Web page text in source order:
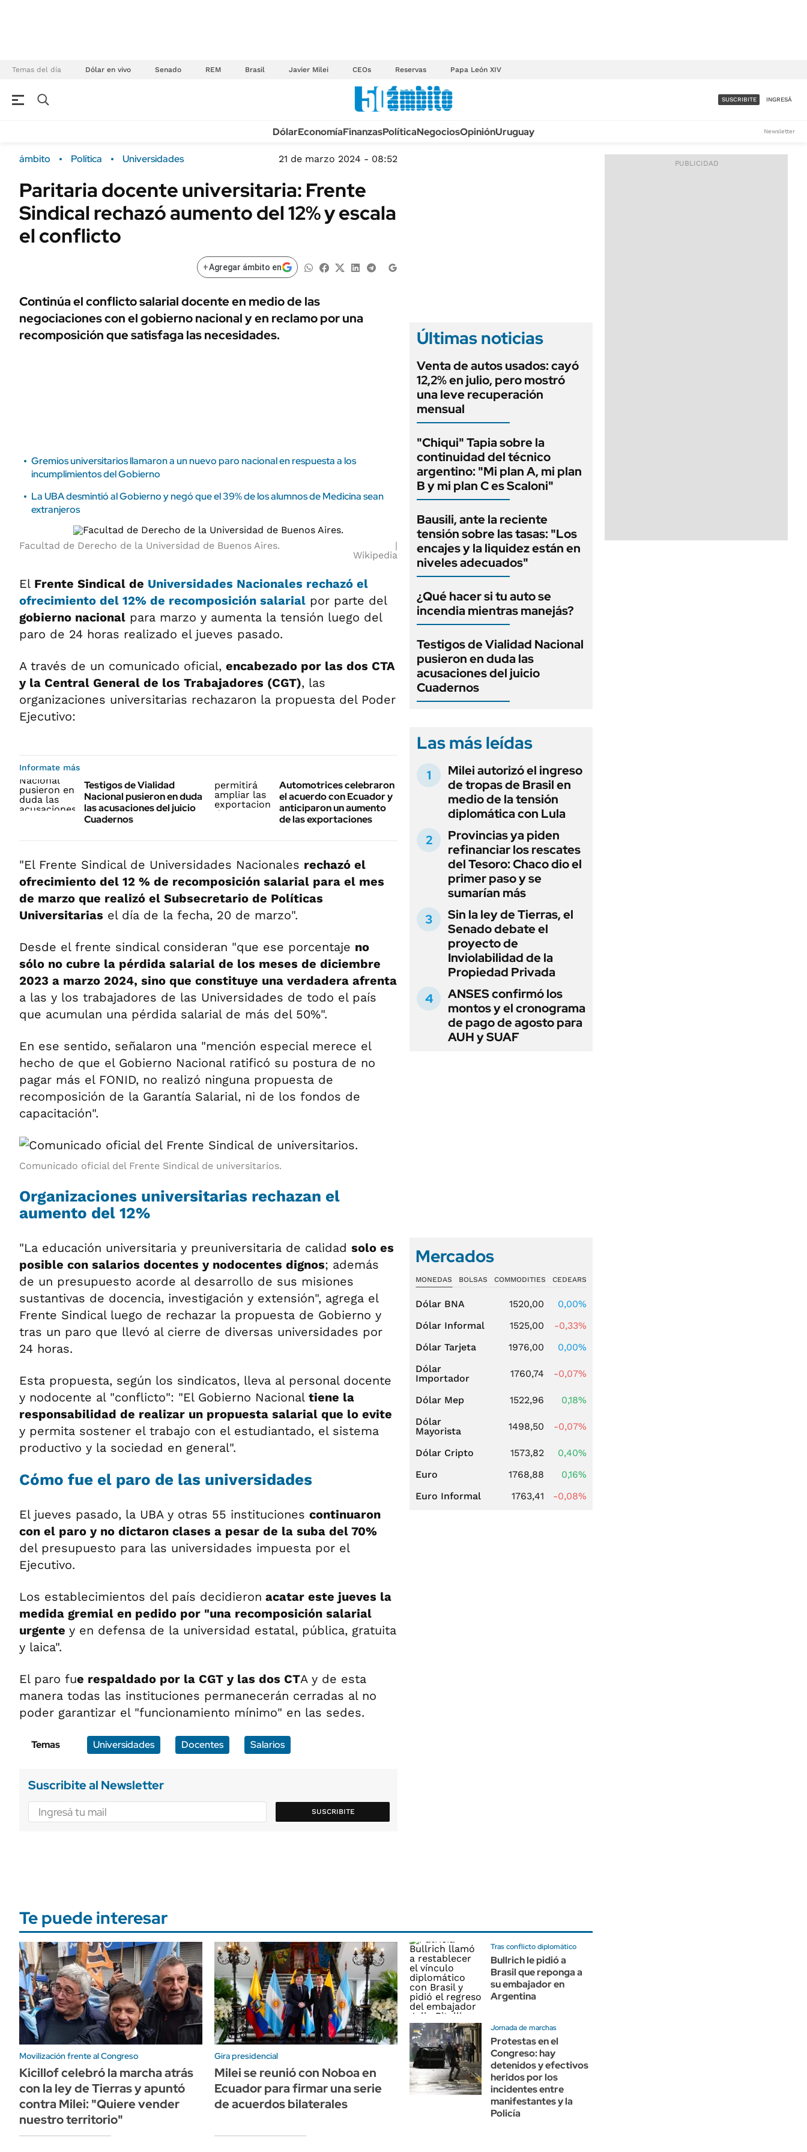
Temas del día Dólar en vivo Senado REM Brasil Javier Milei CEOs Reservas Papa León XIV
Campo
FINANZAS
Dólar
Sustentabilidad
URUGUAY
TECNOLOGÍA
MÉXICO
MUNDO
INFORMACIÓN GENERAL
AUTOS
ACCESO FULL - $1.800/MES
SUSCRIBITE INGRESÁ
DólarEconomíaFinanzasPolíticaNegociosOpiniónUruguay Newsletter
ámbito Política Universidades 21 de marzo 2024 - 08:52
Paritaria docente universitaria: Frente
Sindical rechazó aumento del 12% y escala
el conflicto
+Agregar ámbito en
Continúa el conflicto salarial docente en medio de las
negociaciones con el gobierno nacional y en reclamo por una
recomposición que satisfaga las necesidades.
Gremios universitarios llamaron a un nuevo paro nacional en respuesta a los
incumplimientos del Gobierno
La UBA desmintió al Gobierno y negó que el 39% de los alumnos de Medicina sean
extranjeros
Facultad de Derecho de la Universidad de Buenos Aires.
Wikipedia
El Frente Sindical de Universidades Nacionales rechazó el
ofrecimiento del 12% de recomposición salarial por parte del
gobierno nacional para marzo y aumenta la tensión luego del
paro de 24 horas realizado el jueves pasado.
A través de un comunicado oficial, encabezado por las dos CTA
y la Central General de los Trabajadores (CGT), las
organizaciones universitarias rechazaron la propuesta del Poder
Ejecutivo:
Informate más
Testigos de Vialidad
Nacional pusieron en duda
las acusaciones del juicio
Cuadernos
Automotrices celebraron
el acuerdo con Ecuador y
anticiparon un aumento
de las exportaciones
"El Frente Sindical de Universidades Nacionales rechazó el
ofrecimiento del 12 % de recomposición salarial para el mes
de marzo que realizó el Subsecretario de Políticas
Universitarias el día de la fecha, 20 de marzo".
Desde el frente sindical consideran "que ese porcentaje no
sólo no cubre la pérdida salarial de los meses de diciembre
2023 a marzo 2024, sino que constituye una verdadera afrenta
a las y los trabajadores de las Universidades de todo el país
que acumulan una pérdida salarial de más del 50%".
En ese sentido, señalaron una "mención especial merece el
hecho de que el Gobierno Nacional ratificó su postura de no
pagar más el FONID, no realizó ninguna propuesta de
recomposición de la Garantía Salarial, ni de los fondos de
capacitación".
Comunicado oficial del Frente Sindical de universitarios.
Organizaciones universitarias rechazan el
aumento del 12%
"La educación universitaria y preuniversitaria de calidad solo es
posible con salarios docentes y nodocentes dignos; además
de un presupuesto acorde al desarrollo de sus misiones
sustantivas de docencia, investigación y extensión", agrega el
Frente Sindical luego de rechazar la propuesta de Gobierno y
tras un paro que llevó al cierre de diversas universidades por
24 horas.
Esta propuesta, según los sindicatos, lleva al personal docente
y nodocente al "conflicto": "El Gobierno Nacional tiene la
responsabilidad de realizar un propuesta salarial que lo evite
y permita sostener el trabajo con el estudiantado, el sistema
productivo y la sociedad en general".
Cómo fue el paro de las universidades
El jueves pasado, la UBA y otras 55 instituciones continuaron
con el paro y no dictaron clases a pesar de la suba del 70%
del presupuesto para las universidades impuesta por el
Ejecutivo.
Los establecimientos del país decidieron acatar este jueves la
medida gremial en pedido por "una recomposición salarial
urgente y en defensa de la universidad estatal, pública, gratuita
y laica".
El paro fue respaldado por la CGT y las dos CTA y de esta
manera todas las instituciones permanecerán cerradas al no
poder garantizar el "funcionamiento mínimo" en las sedes.
Temas Universidades Docentes Salarios
Suscribite al Newsletter
SUSCRIBITE
Últimas noticias
Venta de autos usados: cayó
12,2% en julio, pero mostró
una leve recuperación
mensual
"Chiqui" Tapia sobre la
continuidad del técnico
argentino: "Mi plan A, mi plan
B y mi plan C es Scaloni"
Bausili, ante la reciente
tensión sobre las tasas: "Los
encajes y la liquidez están en
niveles adecuados"
¿Qué hacer si tu auto se
incendia mientras manejás?
Testigos de Vialidad Nacional
pusieron en duda las
acusaciones del juicio
Cuadernos
Las más leídas
Milei autorizó el ingreso
de tropas de Brasil en
medio de la tensión
diplomática con Lula
Provincias ya piden
refinanciar los rescates
del Tesoro: Chaco dio el
primer paso y se
sumarían más
Sin la ley de Tierras, el
Senado debate el
proyecto de
Inviolabilidad de la
Propiedad Privada
ANSES confirmó los
montos y el cronograma
de pago de agosto para
AUH y SUAF
Mercados
MONEDAS BOLSAS COMMODITIES CEDEARS
Dólar BNA 1520,00
0,00%
Dólar Informal
1525,00
-0,33%
Dólar Tarjeta
1976,00
0,00%
Dólar
Importador
1760,74 -0,07%
Dólar Mep 1522,96
0,18%
Dólar
Mayorista
1498,50 -0,07%
Dólar Cripto 1573,82
0,40%
Euro
1768,88
0,16%
Euro Informal
1763,41 -0,08%
Te puede interesar
Movilización frente al Congreso
Kicillof celebró la marcha atrás
con la ley de Tierras y apuntó
contra Milei: "Quiere vender
nuestro territorio"
Gira presidencial
Milei se reunió con Noboa en
Ecuador para firmar una serie
de acuerdos bilaterales
Tras conflicto diplomático
Bullrich le pidió a
Brasil que reponga a
su embajador en
Argentina
Jornada de marchas
Protestas en el
Congreso: hay
detenidos y efectivos
heridos por los
incidentes entre
manifestantes y la
Policía